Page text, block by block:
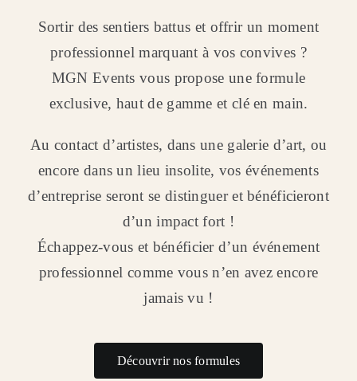
Sortir des sentiers battus et offrir un moment
professionnel marquant à vos convives ?
MGN Events vous propose une formule
exclusive, haut de gamme et clé en main.
Au contact d’artistes, dans une galerie d’art, ou
encore dans un lieu insolite, vos événements
d’entreprise seront se distinguer et bénéficieront
d’un impact fort !
Échappez-vous et bénéficier d’un événement
professionnel comme vous n’en avez encore
jamais vu !
Découvrir nos formules